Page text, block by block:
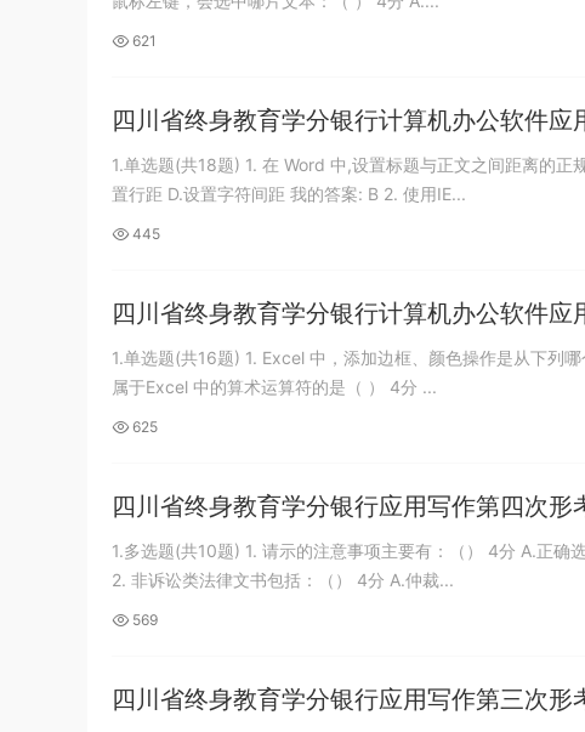
621
四川省终身教育学分银行计算机办公软件应
1.单选题(共18题) 1. 在 Word 中,设置标题与正文之间距离的
置行距 D.设置字符间距 我的答案: B 2. 使用IE...
445
四川省终身教育学分银行计算机办公软件应
1.单选题(共16题) 1. Excel 中，添加边框、颜色操作是从下列
属于Excel 中的算术运算符的是（ ） 4分 ...
625
四川省终身教育学分银行应用写作第四次形
1.多选题(共10题) 1. 请示的注意事项主要有：（） 4分 A.正
2. 非诉讼类法律文书包括：（） 4分 A.仲裁...
569
四川省终身教育学分银行应用写作第三次形